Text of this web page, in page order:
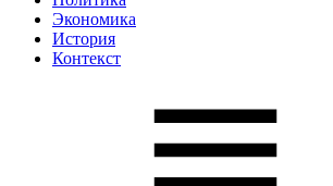
Экономика
История
Контекст